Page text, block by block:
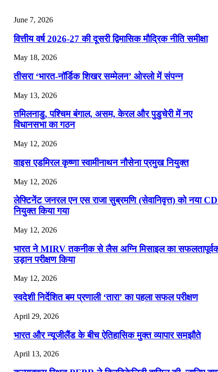
July 25, 2026
📝 डेली करेंट अफेयर्स: 22-24 जुलाई 2026
July 22, 2026
📝 डेली करेंट अफेयर्स: 19-21 जुलाई 2026
July 19, 2026
📝 डेली करेंट अफेयर्स: 16-18 जुलाई 2026
June 7, 2026
वित्तीय वर्ष 2026-27 की दूसरी द्विमासिक मौद्रिक नीति समीक्षा
May 18, 2026
तीसरा ‘भारत-नॉर्डिक शिखर सम्मेलन’ ओस्लो में संपन्न
May 13, 2026
तमिलनाडु, पश्चिम बंगाल, असम, केरल और पुडुचेरी में नए
विधानसभा का गठन
May 12, 2026
वाइस एडमिरल कृष्णा स्वामीनाथन नौसेना प्रमुख नियुक्त
May 12, 2026
लेफ्टिनेंट जनरल एन एस राजा सुब्रमणि (सेवानिवृत्त) को नया
नियुक्त किया गया
May 12, 2026
भारत ने MIRV तकनीक से लैस अग्नि मिसाइल का
उड़ान परीक्षण किया
May 12, 2026
स्वदेशी निर्देशित बम प्रणाली ‘तारा’ का पहला सफल परीक्षण
April 29, 2026
भारत और न्यूजीलैंड के बीच ऐतिहासिक मुक्त व्यापार समझौते
April 13, 2026